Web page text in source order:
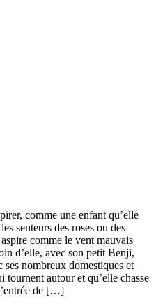
comme une enfant qu’elle
senteurs des roses ou des
comme le vent mauvais
d’elle, avec son petit Benji,
nombreux domestiques et
tournent autour et qu’elle chasse
de […]